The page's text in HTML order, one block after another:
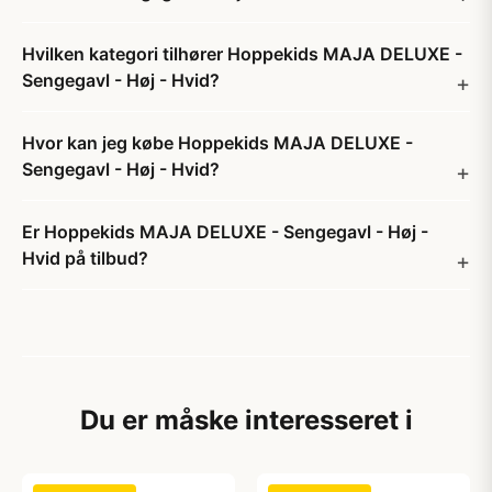
Hvilken kategori tilhører Hoppekids MAJA DELUXE -
Sengegavl - Høj - Hvid?
Hvor kan jeg købe Hoppekids MAJA DELUXE -
Sengegavl - Høj - Hvid?
Er Hoppekids MAJA DELUXE - Sengegavl - Høj -
Hvid på tilbud?
Du er måske interesseret i